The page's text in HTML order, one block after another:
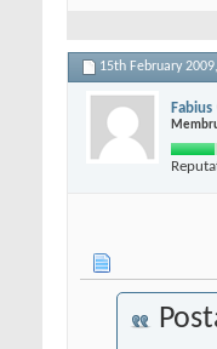
15th February 2009,
Fabius